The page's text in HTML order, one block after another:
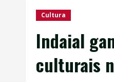
Cultura
Indaial
culturais